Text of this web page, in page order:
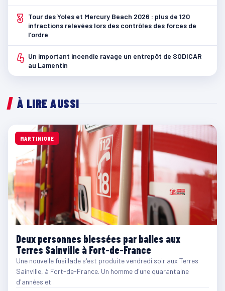
3
Tour des Yoles et Mercury Beach 2026 : plus de 120
infractions relevées lors des contrôles des forces de
l’ordre
4 Un important incendie ravage un entrepôt de SODICAR
au Lamentin
À LIRE AUSSI
MARTINIQUE
Deux personnes blessées par balles aux
Terres Sainville à Fort-de-France
Une nouvelle fusillade s'est produite vendredi soir aux Terres
Sainville, à Fort-de-France. Un homme d'une quarantaine
d'années et…